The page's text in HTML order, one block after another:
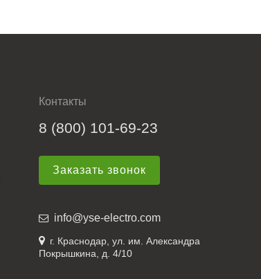
Контакты
8 (800) 101-69-23
Заказать звонок
info@yse-electro.com
г. Краснодар, ул. им. Александра
Покрышкина, д. 4/10